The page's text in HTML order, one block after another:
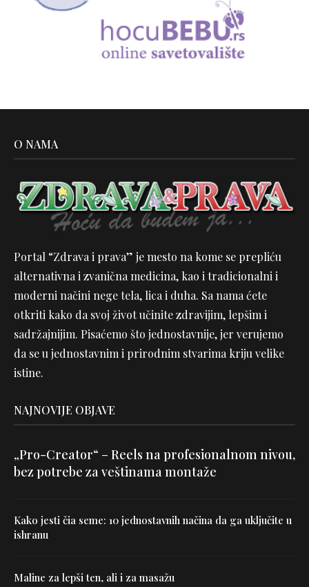
O NAMA
Portal “Zdrava i prava” je mesto na kome se prepliću
alternativna i zvanična medicina, kao i tradicionalni i
moderni načini nege tela, lica i duha. Sa nama ćete
otkriti kako da svoj život učinite zdravijim, lepšim i
sadržajnijim. Pisaćemo što jednostavnije, jer verujemo
da se u jednostavnim i prirodnim stvarima kriju velike
istine.
NAJNOVIJE OBJAVE
„Pro-Creator“ – Reels na profesionalnom nivou,
bez potrebe za veštinama montaže
Kako jesti čia seme: 10 jednostavnih načina da ga uključite u
ishranu
Maline za lepši ten, ali i za masažu